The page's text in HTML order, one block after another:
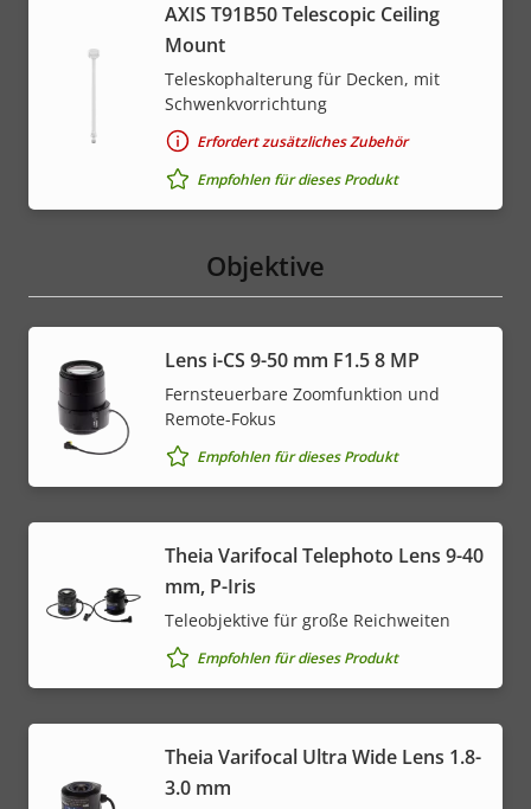
AXIS T91B50 Telescopic Ceiling
Mount
Teleskophalterung für Decken, mit
Schwenkvorrichtung
Erfordert zusätzliches Zubehör
Empfohlen für dieses Produkt
Objektive
Lens i-CS 9-50 mm F1.5 8 MP
Fernsteuerbare Zoomfunktion und
Remote-Fokus
Empfohlen für dieses Produkt
Theia Varifocal Telephoto Lens 9-40
mm, P-Iris
Teleobjektive für große Reichweiten
Empfohlen für dieses Produkt
Theia Varifocal Ultra Wide Lens 1.8-
3.0 mm